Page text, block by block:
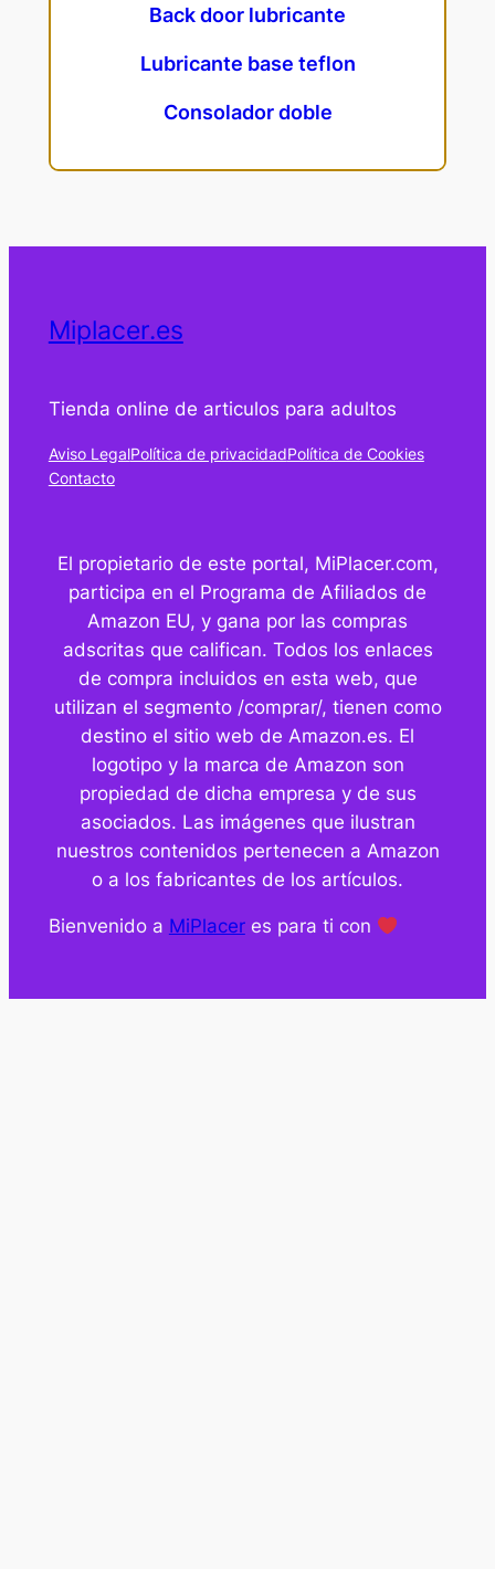
Back door lubricante
Lubricante base teflon
Consolador doble
Miplacer.es
Tienda online de articulos para adultos
Aviso LegalPolítica de privacidadPolítica de Cookies
Contacto
El propietario de este portal, MiPlacer.com,
participa en el Programa de Afiliados de
Amazon EU, y gana por las compras
adscritas que califican. Todos los enlaces
de compra incluidos en esta web, que
utilizan el segmento /comprar/, tienen como
destino el sitio web de Amazon.es. El
logotipo y la marca de Amazon son
propiedad de dicha empresa y de sus
asociados. Las imágenes que ilustran
nuestros contenidos pertenecen a Amazon
o a los fabricantes de los artículos.
Bienvenido a MiPlaceres para ti con